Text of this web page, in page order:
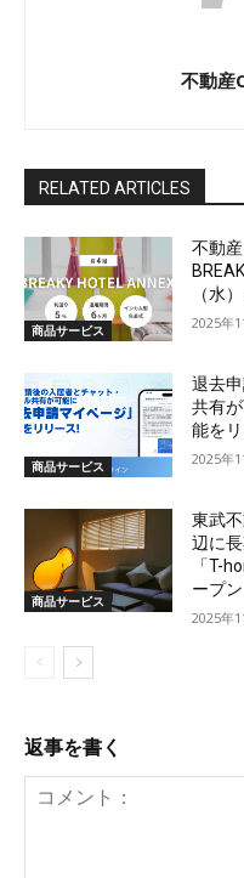
不動産
RELATED ARTICLES
商品サービス
不動
（水
2025年
商品サービス
退去
共有
能を
2025年
商品サービス
東武
辺に
「T-
ープン
2025年
返事を書く